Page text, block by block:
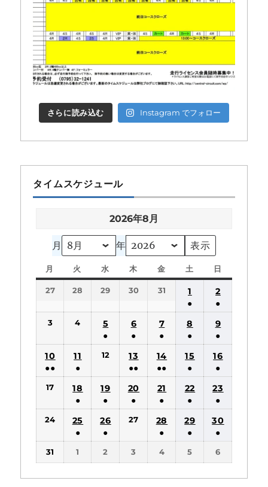
さらに読み込む Instagram でフォロー
タイムスケジュール
2026年8月
月 年
月
曜
日
火
曜
日
水
曜
日
木
曜
日
金
曜
土
曜
日
曜
27 28 29 30 31
1
●
(1
件
の
イ
ベ
ン
ト)
2
●
(1
件
の
イ
ベ
ン
ト)
3 4
5
●
(1
の
イ
ベ
ン
ト)
6
●
(1
件
の
イ
ベ
ン
7
●
(1
件
の
イ
ベ
ン
ト)
8
●
(1
件
の
イ
ベ
ン
ト)
9
●
(1
件
の
イ
ベ
ン
ト)
10
●●
(2
の
イ
ン
ト)
11
●
(1
件
の
イ
ベ
ン
ト)
12
13
●●
(2
件
の
イ
ン
ト)
14
●●
(2
件
の
イ
ベ
ン
ト)
15
●
(1
件
の
イ
ベ
ン
ト)
16
●
(1
件
の
イ
ベ
ン
ト)
17
18
●
(1
件
イ
ン
19
●
(1
件
イ
ン
20
●
(1
イ
ン
21
●
(1
件
イ
ン
22
●
(1
件
イ
ン
23
●
(1
件
イ
ン
24
25
●
26
●
27
28
●
29
●
30
●
31 1 2 3 4 5 6